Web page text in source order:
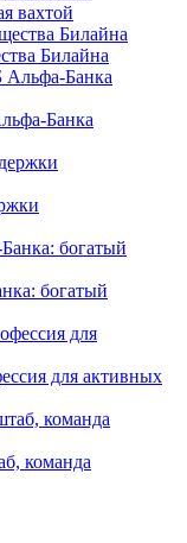
вахтой
Билайна
Банка
богатый
для активных
команда